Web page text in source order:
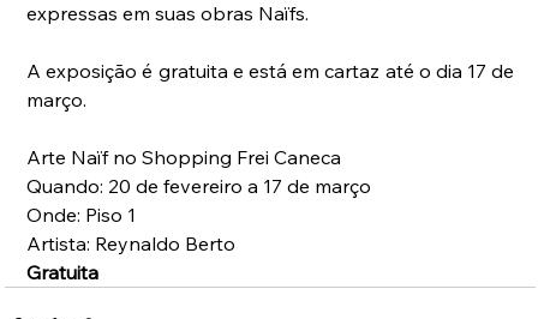
expressas em suas obras Naïfs.
A exposição é gratuita e está em cartaz até o dia 17 de
março.
Arte Naïf no Shopping Frei Caneca
Quando: 20 de fevereiro a 17 de março
Onde: Piso 1
Artista: Reynaldo Berto
Gratuita